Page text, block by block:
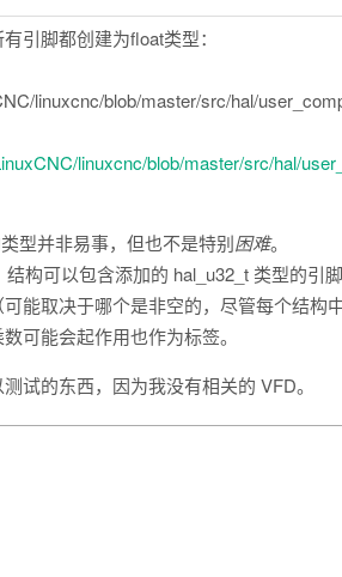
引脚都创建为float类型：
linuxcnc/blob/master/src/hal/
linuxcnc/blob/master/src/hal/
型并非易事，但也不是特别困难。
结构可以包含添加的 hal_u32_t 类型的引
能取决于哪个是非空的，尽管每个结构
可能会起作用也作为标签。
试的东西，因为我没有相关的 VFD。